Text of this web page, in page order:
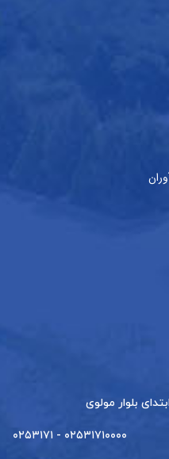
بلوار مولوی
۰۲۵۳۱۷۱۰۰۰۰ - ۰۲۵۳۱۷۱